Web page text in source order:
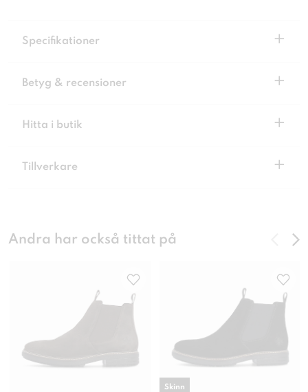
Specifikationer +
Betyg & recensioner +
Hitta i butik +
Tillverkare +
Andra har också tittat på
Skinn